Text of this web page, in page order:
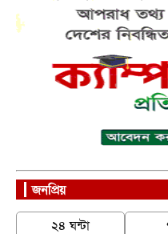
জনপ্রিয়
২৪ ঘন্টা